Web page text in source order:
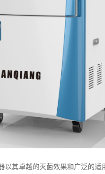
其卓越的灭菌效果和广泛的